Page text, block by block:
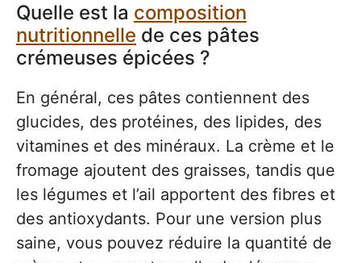
Quelle est la composition
nutritionnelle de ces pâtes
crémeuses épicées ?
En général, ces pâtes contiennent des
glucides, des protéines, des lipides, des
vitamines et des minéraux. La crème et le
fromage ajoutent des graisses, tandis que
les légumes et l’ail apportent des fibres et
des antioxydants. Pour une version plus
saine, vous pouvez réduire la quantité de